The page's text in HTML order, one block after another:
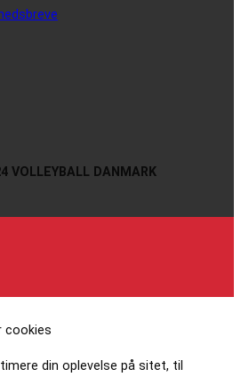
VOLLEYBALL DANMARK
cookies
din oplevelse på sitet, til